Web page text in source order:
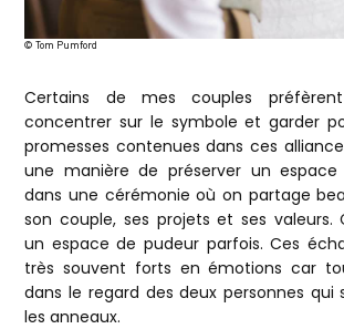
© Tom Pumford
Certains de mes couples
concentrer sur le symbole et garder
promesses contenues dans ces
une manière de préserver un
dans une cérémonie où on partage
son couple, ses projets et ses valeurs.
un espace de pudeur parfois. Ces
très souvent forts en émotions car
dans le regard des deux personnes qui
les anneaux.